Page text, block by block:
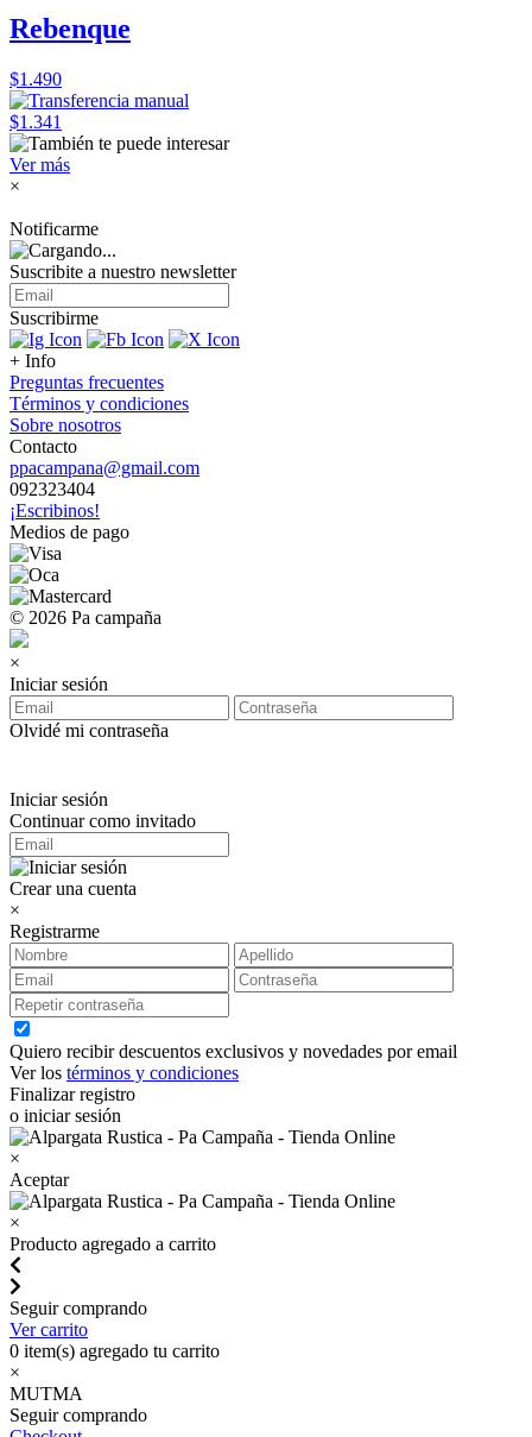
Rebenque
$1.490
$1.341
Ver más
×
Notificarme
Suscribite a nuestro newsletter
Suscribirme
+ Info
Preguntas frecuentes
Términos y condiciones
Sobre nosotros
Contacto
ppacampana@gmail.com
092323404
¡Escribinos!
Medios de pago
© 2026 Pa campaña
×
Iniciar sesión
Olvidé mi contraseña
Iniciar sesión
Continuar como invitado
Crear una cuenta
×
Registrarme
Quiero recibir descuentos exclusivos y novedades por email
Ver los términos y condiciones
Finalizar registro
o iniciar sesión
×
Aceptar
×
Producto agregado a carrito
Seguir comprando
Ver carrito
0 item(s) agregado tu carrito
×
MUTMA
Seguir comprando